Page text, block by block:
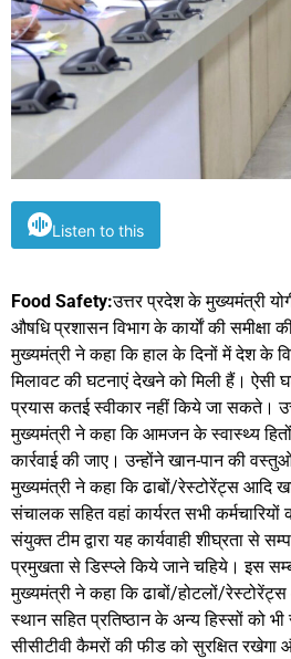
Listen to this
Food Safety:उत्तर प्रदेश के मुख्यमंत्री
औषधि प्रशासन विभाग के कार्याें की समीक्षा
मुख्यमंत्री ने कहा कि हाल के दिनों में देश के
मिलावट की घटनाएं देखने को मिली हैं।
प्रयास कतई स्वीकार नहीं किये जा सकते।
मुख्यमंत्री ने कहा कि आमजन के स्वास्थ्य
कार्रवाई की जाए। उन्होंने खान-पान की
मुख्यमंत्री ने कहा कि ढाबों/रेस्टोरेंट्स आदि
संचालक सहित वहां कार्यरत सभी
संयुक्त टीम द्वारा यह कार्यवाही शीघ्रता से
प्रमुखता से डिस्प्ले किये जाने चहिये। इस
मुख्यमंत्री ने कहा कि ढाबों/होटलों/रेस्टोरेंट्स
स्थान सहित प्रतिष्ठान के अन्य हिस्सों को
सीसीटीवी कैमरों की फीड को सुरक्षित